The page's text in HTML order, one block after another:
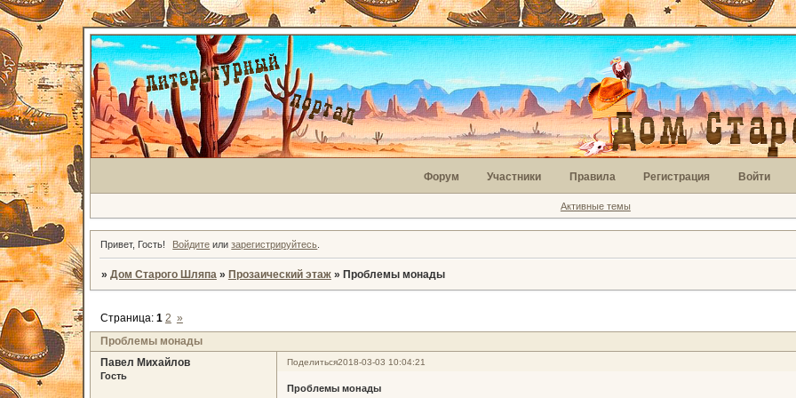
Форум Участники Правила Регистрация Войти
Активные темы
Привет, Гость! Войдите илизарегистрируйтесь
» Дом Старого Шляпа » Прозаический этаж » Проблемы монады
Проблемы монады
Страница: 1 2 »
Поделиться2018-03-03 10:04:21
Павел Михайлов
Гость
Проблемы монады